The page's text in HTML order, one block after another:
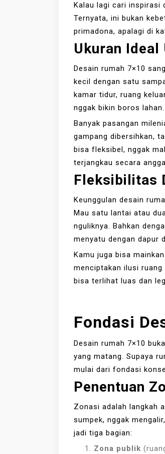
Kalau lagi cari inspirasi
Ternyata, ini bukan
primadona, apalagi di
Ukuran Ideal
Desain rumah 7×10
kecil dengan satu
kamar tidur, ruang
nggak bikin boros lahan.
Banyak pasangan
gampang dibersihkan,
bisa fleksibel, nggak
terjangkau secara
Fleksibilitas
Keunggulan desain
Mau satu lantai atau
nguliknya. Bahkan
menyatu dengan dapur
Kamu juga bisa
menciptakan ilusi
bisa terlihat luas dan
Fondasi
Desain rumah 7×10
yang matang. Supaya
mulai dari fondasi
Penentuan
Zonasi adalah langkah
sumpek, nggak
jadi tiga bagian:
Zona publik